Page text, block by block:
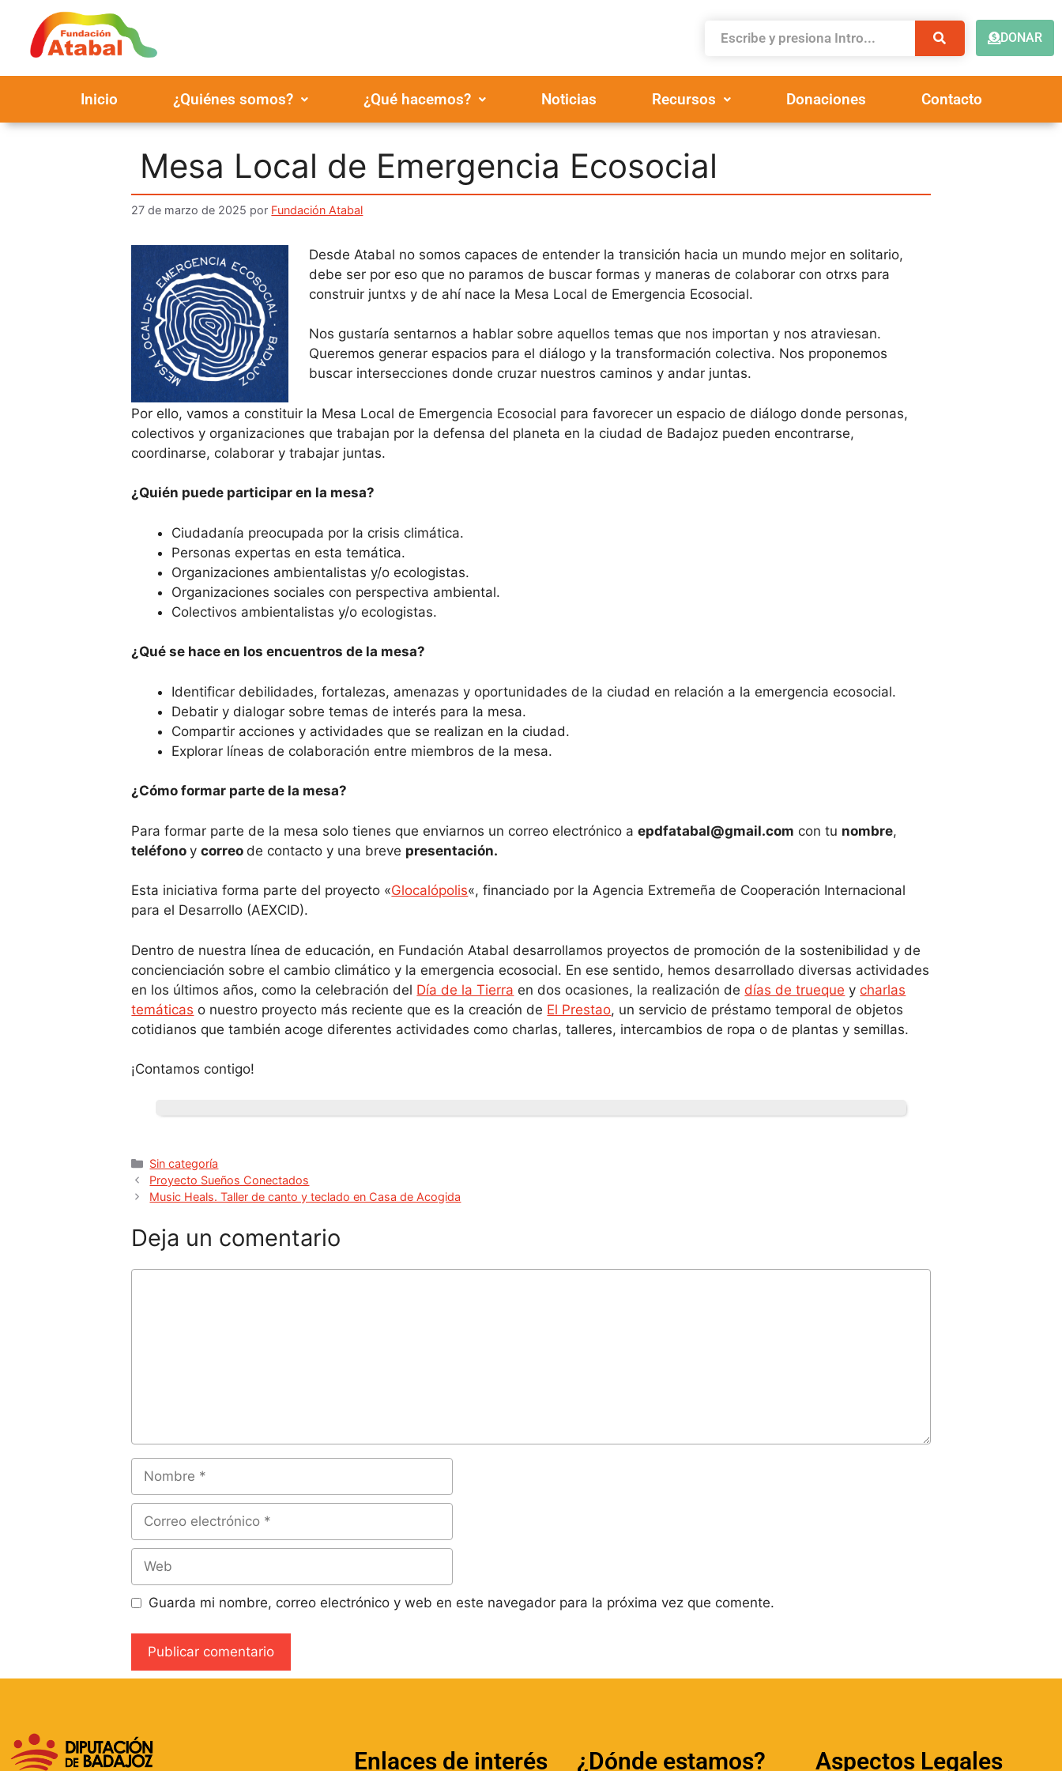
DONAR
Inicio ¿Quiénes somos? ¿Qué hacemos? Noticias Recursos Donaciones Contacto
Mesa Local de Emergencia Ecosocial
27 de marzo de 2025 por Fundación Atabal
Desde Atabal no somos capaces de entender la transición hacia un mundo mejor en solitario,
debe ser por eso que no paramos de buscar formas y maneras de colaborar con otrxs para
construir juntxs y de ahí nace la Mesa Local de Emergencia Ecosocial.
Nos gustaría sentarnos a hablar sobre aquellos temas que nos importan y nos atraviesan.
Queremos generar espacios para el diálogo y la transformación colectiva. Nos proponemos
buscar intersecciones donde cruzar nuestros caminos y andar juntas.
Por ello, vamos a constituir la Mesa Local de Emergencia Ecosocial para favorecer un espacio de diálogo donde personas,
colectivos y organizaciones que trabajan por la defensa del planeta en la ciudad de Badajoz pueden encontrarse,
coordinarse, colaborar y trabajar juntas.
¿Quién puede participar en la mesa?
Ciudadanía preocupada por la crisis climática.
Personas expertas en esta temática.
Organizaciones ambientalistas y/o ecologistas.
Organizaciones sociales con perspectiva ambiental.
Colectivos ambientalistas y/o ecologistas.
¿Qué se hace en los encuentros de la mesa?
Identificar debilidades, fortalezas, amenazas y oportunidades de la ciudad en relación a la emergencia ecosocial.
Debatir y dialogar sobre temas de interés para la mesa.
Compartir acciones y actividades que se realizan en la ciudad.
Explorar líneas de colaboración entre miembros de la mesa.
¿Cómo formar parte de la mesa?
Para formar parte de la mesa solo tienes que enviarnos un correo electrónico aepdfatabal@gmail.com con tu nombre,
teléfonoycorreo de contacto y una breve presentación.
Esta iniciativa forma parte del proyecto «Glocalópolis«, financiado por la Agencia Extremeña de Cooperación Internacional
para el Desarrollo (AEXCID).
Dentro de nuestra línea de educación, en Fundación Atabal desarrollamos proyectos de promoción de la sostenibilidad y de
concienciación sobre el cambio climático y la emergencia ecosocial. En ese sentido, hemos desarrollado diversas actividades
en los últimos años, como la celebración del Día de la Tierra en dos ocasiones, la realización de días de trueque y charlas
temáticas o nuestro proyecto más reciente que es la creación de El Prestao, un servicio de préstamo temporal de objetos
cotidianos que también acoge diferentes actividades como charlas, talleres, intercambios de ropa o de plantas y semillas.
¡Contamos contigo!
Sin categoría
Proyecto Sueños Conectados
Music Heals. Taller de canto y teclado en Casa de Acogida
Deja un comentario
Guarda mi nombre, correo electrónico y web en este navegador para la próxima vez que comente.
e
r
Enlaces de interés ¿Dónde estamos? Aspectos Legales